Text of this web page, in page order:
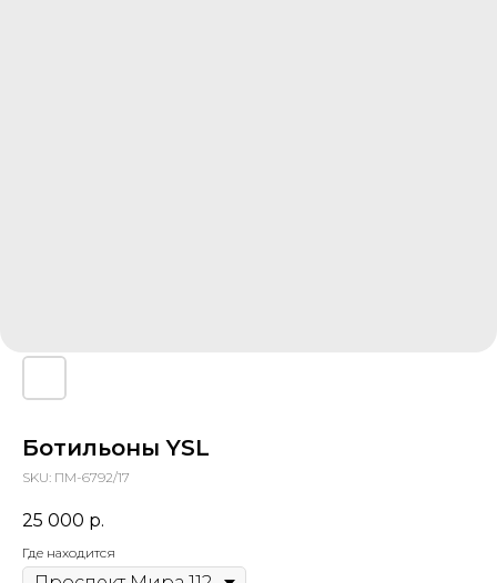
Ботильоны YSL
SKU: ПМ-6792/17
25 000 р.
Где находится